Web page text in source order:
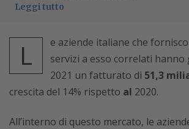
Leggi tutto
L
e aziende italiane che
servizi a esso correlati hanno
2021 un fatturato di 51,3
crescita del 14% rispetto al 2020.
All’interno di questo mercato, le